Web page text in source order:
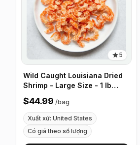
5
Wild Caught Louisiana Dried
Shrimp - Large Size - 1 lb
(453g)
$44.99 /bag
Xuất xứ: United States
Có giá theo số lượng